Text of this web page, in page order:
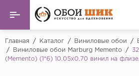
Назад
Виниловые обои
Главная / Каталог / Виниловые обои /
/
Виниловые обои Marburg Memento /
(Memento) (1*6) 10,05x0,70 винил на